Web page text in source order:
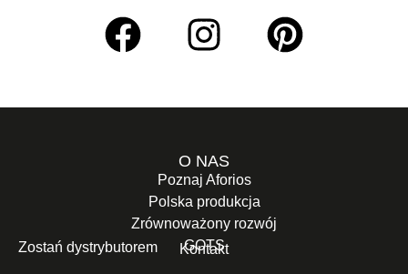
O NAS
Poznaj Aforios
Polska produkcja
Zrównoważony rozwój
GOTS
Zostań dystrybutorem Kontakt